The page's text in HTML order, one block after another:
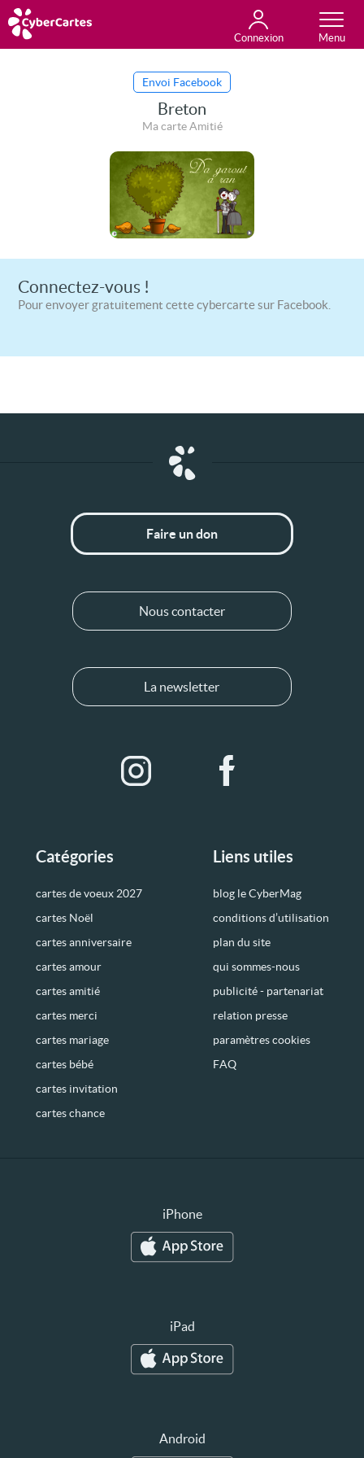
Connexion
Toutes les cartes
Envoi Facebook
Breton
Ma carte Amitié
Connectez-vous !
Pour envoyer gratuitement cette cybercarte sur Facebook.
Catégories
cartes de voeux 2027
cartes Noël
cartes anniversaire
cartes amour
cartes amitié
cartes merci
cartes mariage
cartes bébé
cartes invitation
cartes chance
Liens utiles
blog le CyberMag
conditions d’utilisation
plan du site
qui sommes-nous
publicité - partenariat
relation presse
paramètres cookies
FAQ
Faire un don
Nous contacter
La newsletter
iPhone
iPad
Android